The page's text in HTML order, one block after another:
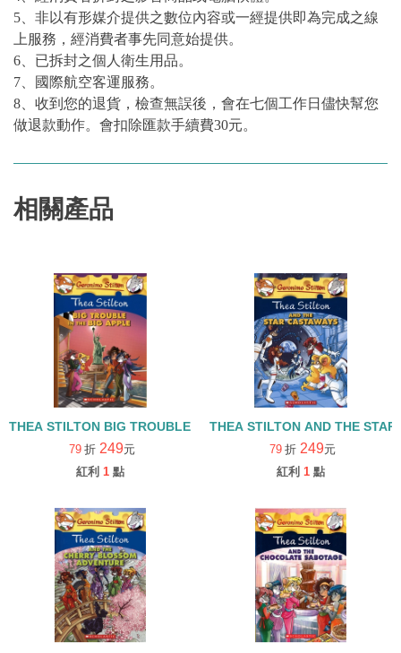
5、非以有形媒介提供之數位內容或一經提供即為完成之線
上服務，經消費者事先同意始提供。
6、已拆封之個人衛生用品。
7、國際航空客運服務。
8、收到您的退貨，檢查無誤後，會在七個工作日儘快幫您
做退款動作。會扣除匯款手續費30元。
相關產品
THEA STILTON BIG TROUBLE IN THE BIG APPLE#8
79 折 249元
紅利 1 點
THEA STILTON AND THE STAR
79 折 249元
紅利 1 點